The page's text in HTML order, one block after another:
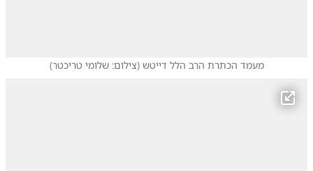
מעמד הכתרת הרב הלל דייטש (צילום: שלומי טריכטר)